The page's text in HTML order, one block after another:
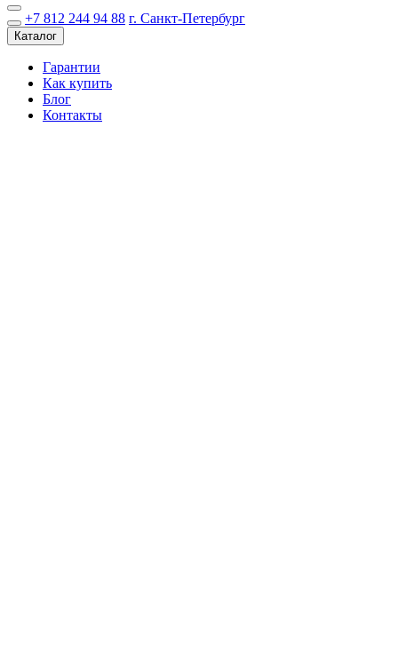
+7 812 244 94 88 г. Санкт-Петербург
Каталог
Гарантии
Как купить
Блог
Контакты